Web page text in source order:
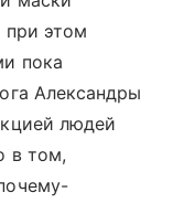
при этом
пока
Александры
людей
в том,